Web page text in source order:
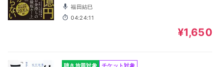
福田結巳
04:24:11
¥1,650
聴き放題対象 チケット対象